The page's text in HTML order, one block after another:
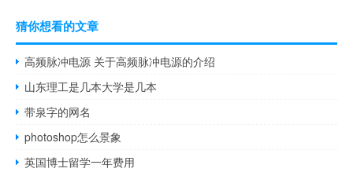
猜你想看的文章
高频脉冲电源 关于高频脉冲电源的介绍
山东理工是几本大学是几本
带泉字的网名
photoshop怎么景象
英国博士留学一年费用